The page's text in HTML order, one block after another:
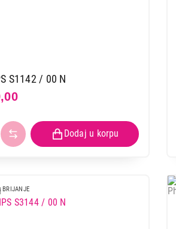
S1142 / 00 N
BRIJANJE